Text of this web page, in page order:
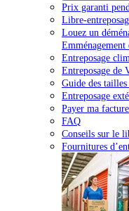
Prix garanti
Libre-
Louez un
Entreposage
Entreposage de
Guide des
Entreposage
Payer ma
FAQ
Conseils sur le
Fournitures